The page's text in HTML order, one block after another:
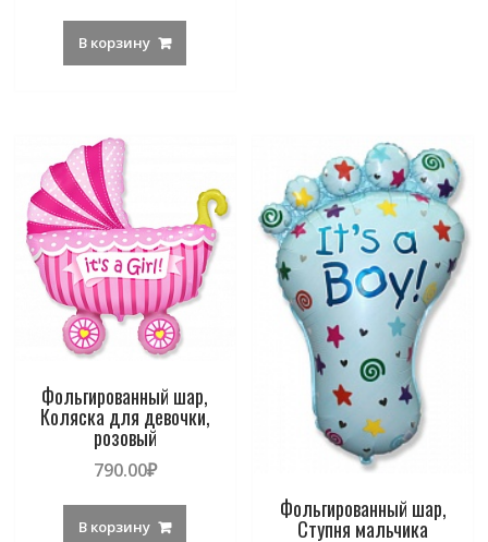
В корзину
Фольгированный шар,
Коляска для девочки,
розовый
790.00₽
В корзину
Фольгированный шар,
Ступня мальчика